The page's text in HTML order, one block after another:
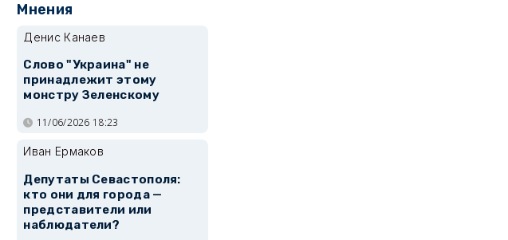
Мнения
Денис Канаев
Слово "Украина" не
принадлежит этому
монстру Зеленскому
11/06/2026 18:23
Иван Ермаков
Депутаты Севастополя:
кто они для города —
представители или
наблюдатели?